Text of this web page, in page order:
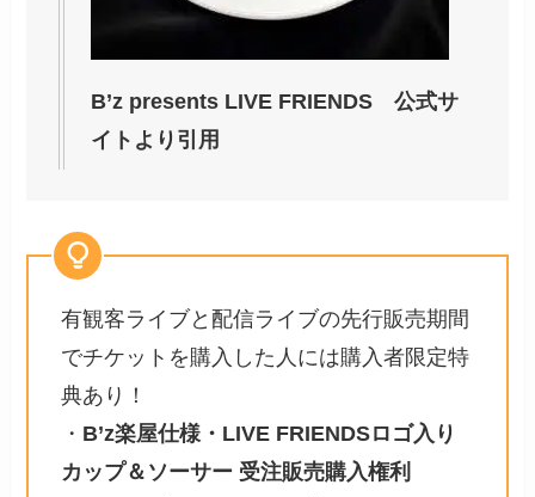
B’z presents LIVE FRIENDS 公式サ
イトより引用
有観客ライブと配信ライブの先行販売期間
でチケットを購入した人には購入者限定特
典あり！
・ B’z楽屋仕様・LIVE FRIENDSロゴ入り
カップ＆ソーサー 受注販売購入権利